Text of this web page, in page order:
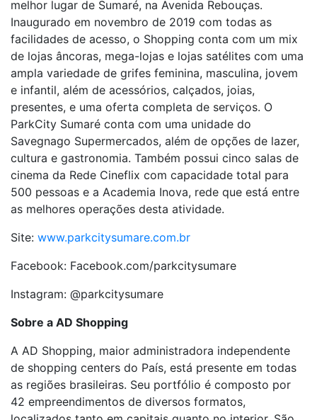
melhor lugar de Sumaré, na Avenida Rebouças.
Inaugurado em novembro de 2019 com todas as
facilidades de acesso, o Shopping conta com um mix
de lojas âncoras, mega-lojas e lojas satélites com uma
ampla variedade de grifes feminina, masculina, jovem
e infantil, além de acessórios, calçados, joias,
presentes, e uma oferta completa de serviços. O
ParkCity Sumaré conta com uma unidade do
Savegnago Supermercados, além de opções de lazer,
cultura e gastronomia. Também possui cinco salas de
cinema da Rede Cineflix com capacidade total para
500 pessoas e a Academia Inova, rede que está entre
as melhores operações desta atividade.
Site: www.parkcitysumare.com.br
Facebook: Facebook.com/parkcitysumare
Instagram: @parkcitysumare
Sobre a AD Shopping
A AD Shopping, maior administradora independente
de shopping centers do País, está presente em todas
as regiões brasileiras. Seu portfólio é composto por
42 empreendimentos de diversos formatos,